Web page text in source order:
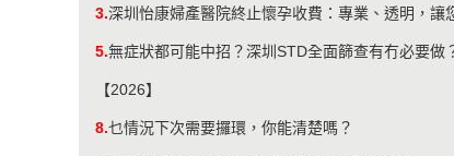
3.深圳怡康婦產醫院終止懷孕收費：專業、透明，讓
5.無症狀都可能中招？深圳STD全面篩查有冇必要做
【2026】
8.乜情況下次需要攞環，你能清楚嗎？